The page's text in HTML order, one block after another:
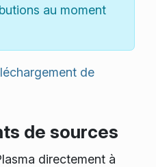
au moment
de
de sources
directement à